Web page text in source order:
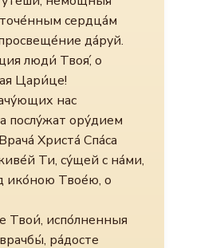
сердца́м
да́руй.
люди́ Твоя́, о
Цари́це!
нас
послу́жат ору́дием
Христа́ Спа́са
Ти, су́щей с на́ми,
ико́ною Твое́ю, о
Твои́, испо́лненныя
ра́досте